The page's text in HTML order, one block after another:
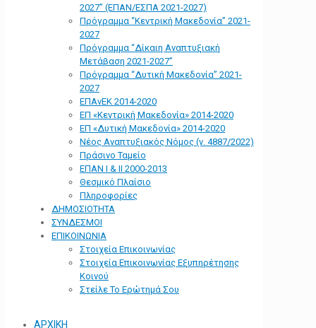
2027” (ΕΠΑΝ/ΕΣΠΑ 2021-2027)
Πρόγραμμα “Κεντρική Μακεδονία” 2021-
2027
Πρόγραμμα “Δίκαιη Αναπτυξιακή
Μετάβαση 2021-2027”
Πρόγραμμα “Δυτική Μακεδονία” 2021-
2027
ΕΠΑνΕΚ 2014-2020
ΕΠ «Kεντρική Μακεδονία» 2014-2020
ΕΠ «Δυτική Μακεδονία» 2014-2020
Νέος Αναπτυξιακός Νόμος (ν. 4887/2022)
Πράσινο Ταμείο
ΕΠΑΝ Ι & ΙΙ 2000-2013
Θεσμικό Πλαίσιο
Πληροφορίες
ΔΗΜΟΣΙΟΤΗΤΑ
ΣΥΝΔΕΣΜΟΙ
ΕΠΙΚΟΙΝΩΝΙΑ
Στοιχεία Επικοινωνίας
Στοιχεία Επικοινωνίας Εξυπηρέτησης
Κοινού
Στείλε Το Ερώτημά Σου
ΑΡΧΙΚΗ